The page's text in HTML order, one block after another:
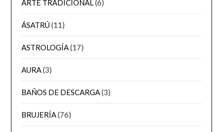
ARTE TRADICIONAL(6)
ÁSATRÚ(11)
ASTROLOGÍA(17)
AURA(3)
BAÑOS DE DESCARGA(3)
BRUJERÍA(76)